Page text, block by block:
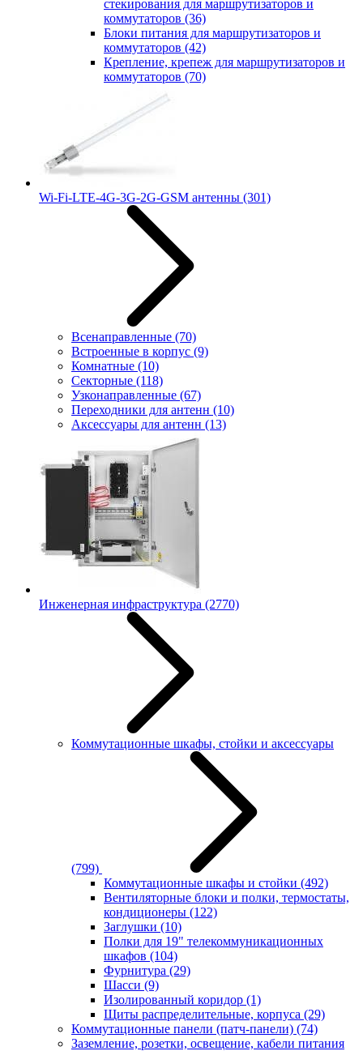
стекирования для маршрутизаторов и
коммутаторов (36)
Блоки питания для маршрутизаторов и
коммутаторов (42)
Крепление, крепеж для маршрутизаторов и
коммутаторов (70)
Wi-Fi-LTE-4G-3G-2G-GSM антенны (301)
Всенаправленные (70)
Встроенные в корпус (9)
Комнатные (10)
Секторные (118)
Узконаправленные (67)
Переходники для антенн (10)
Аксессуары для антенн (13)
Инженерная инфраструктура (2770)
Коммутационные шкафы, стойки и аксессуары
(799)
Коммутационные шкафы и стойки (492)
Вентиляторные блоки и полки, термостаты,
кондиционеры (122)
Заглушки (10)
Полки для 19" телекоммуникационных
шкафов (104)
Фурнитура (29)
Шасси (9)
Изолированный коридор (1)
Щиты распределительные, корпуса (29)
Коммутационные панели (патч-панели) (74)
Заземление, розетки, освещение, кабели питания